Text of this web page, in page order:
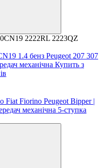
2222RL 2223QZ
1.4 бенз Peugeot 207 307
механічна Купить з